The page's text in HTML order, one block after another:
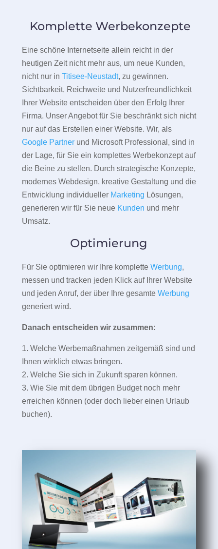
Komplette Werbekonzepte
Eine schöne Internetseite allein reicht in der
heutigen Zeit nicht mehr aus, um neue Kunden,
nicht nur in Titisee-Neustadt, zu gewinnen.
Sichtbarkeit, Reichweite und Nutzerfreundlichkeit
Ihrer Website entscheiden über den Erfolg Ihrer
Firma. Unser Angebot für Sie beschränkt sich nicht
nur auf das Erstellen einer Website. Wir, als
Google Partnerund Microsoft Professional, sind in
der Lage, für Sie ein komplettes Werbekonzept auf
die Beine zu stellen. Durch strategische Konzepte,
modernes Webdesign, kreative Gestaltung und die
Entwicklung individueller Marketing Lösungen,
generieren wir für Sie neue Kunden und mehr
Umsatz.
Optimierung
Für Sie optimieren wir Ihre komplette Werbung,
messen und tracken jeden Klick auf Ihrer Website
und jeden Anruf, der über Ihre gesamte Werbung
generiert wird.
Danach entscheiden wir zusammen:
1. Welche Werbemaßnahmen zeitgemäß sind und
Ihnen wirklich etwas bringen.
2. Welche Sie sich in Zukunft sparen können.
3. Wie Sie mit dem übrigen Budget noch mehr
erreichen können (oder doch lieber einen Urlaub
buchen).